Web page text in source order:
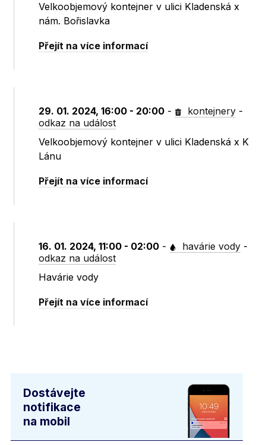
Velkoobjemový kontejner v ulici Kladenská x
nám. Bořislavka
Přejít na více informací
29. 01. 2024, 16:00 - 20:00 - kontejnery -
odkaz na událost
Velkoobjemový kontejner v ulici Kladenská x K
Lánu
Přejít na více informací
16. 01. 2024, 11:00 - 02:00 - havárie vody -
odkaz na událost
Havárie vody
Přejít na více informací
Dostávejte
notifikace
na mobil